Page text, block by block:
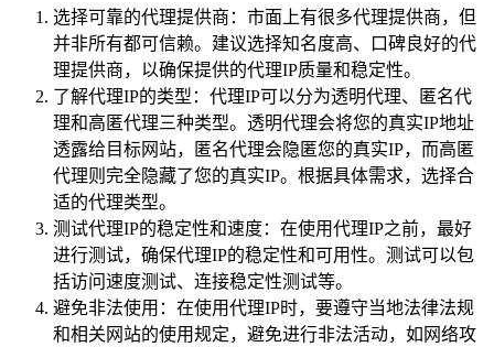
选择可靠的代理提供商：市面上有很多代理提供商，但
并非所有都可信赖。建议选择知名度高、口碑良好的代
理提供商，以确保提供的代理IP质量和稳定性。
了解代理IP的类型：代理IP可以分为透明代理、匿名代
理和高匿代理三种类型。透明代理会将您的真实IP地址
透露给目标网站，匿名代理会隐匿您的真实IP，而高匿
代理则完全隐藏了您的真实IP。根据具体需求，选择合
适的代理类型。
测试代理IP的稳定性和速度：在使用代理IP之前，最好
进行测试，确保代理IP的稳定性和可用性。测试可以包
括访问速度测试、连接稳定性测试等。
避免非法使用：在使用代理IP时，要遵守当地法律法规
和相关网站的使用规定，避免进行非法活动，如网络攻